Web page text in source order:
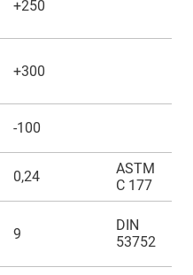
+250
+300
-100
0,24
ASTM
C 177
9
DIN
53752